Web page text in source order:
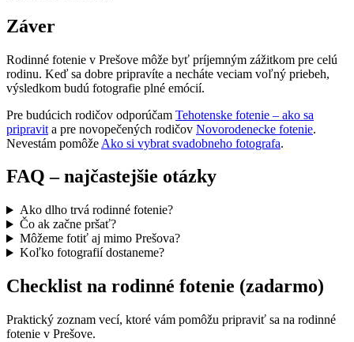
Záver
Rodinné fotenie v Prešove môže byť príjemným zážitkom pre celú
rodinu. Keď sa dobre pripravíte a necháte veciam voľný priebeh,
výsledkom budú fotografie plné emócií.
Pre budúcich rodičov odporúčam Tehotenske fotenie – ako sa
pripravit a pre novopečených rodičov Novorodenecke fotenie.
Nevestám pomôže Ako si vybrat svadobneho fotografa.
FAQ – najčastejšie otázky
Ako dlho trvá rodinné fotenie?
Čo ak začne pršať?
Môžeme fotiť aj mimo Prešova?
Koľko fotografií dostaneme?
Checklist na rodinné fotenie (zadarmo)
Praktický zoznam vecí, ktoré vám pomôžu pripraviť sa na rodinné
fotenie v Prešove.